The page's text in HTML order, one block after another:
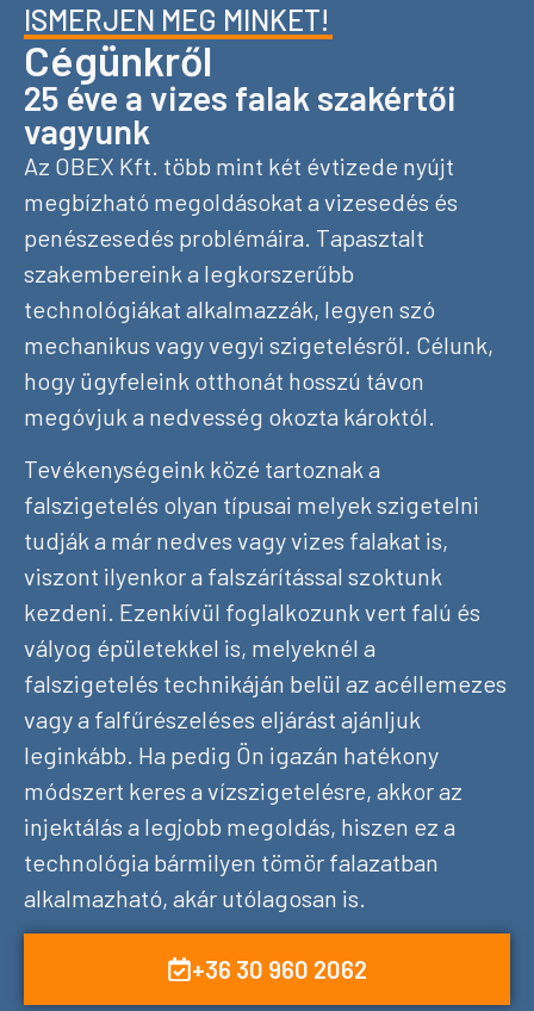
ISMERJEN MEG MINKET!
Cégünkről
25 éve a vizes falak szakértői
vagyunk
Az OBEX Kft. több mint két évtizede nyújt
megbízható megoldásokat a vizesedés és
penészesedés problémáira. Tapasztalt
szakembereink a legkorszerűbb
technológiákat alkalmazzák, legyen szó
mechanikus vagy vegyi szigetelésről. Célunk,
hogy ügyfeleink otthonát hosszú távon
megóvjuk a nedvesség okozta károktól.
Tevékenységeink közé tartoznak a
falszigetelés olyan típusai melyek szigetelni
tudják a már nedves vagy vizes falakat is,
viszont ilyenkor a falszárítással szoktunk
kezdeni. Ezenkívül foglalkozunk vert falú és
vályog épületekkel is, melyeknél a
falszigetelés technikáján belül az acéllemezes
vagy a falfűrészeléses eljárást ajánljuk
leginkább. Ha pedig Ön igazán hatékony
módszert keres a vízszigetelésre, akkor az
injektálás a legjobb megoldás, hiszen ez a
technológia bármilyen tömör falazatban
alkalmazható, akár utólagosan is.
+36 30 960 2062